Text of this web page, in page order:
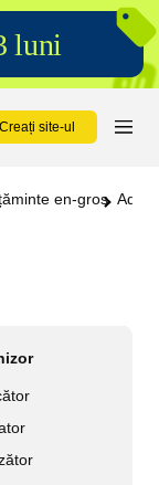
luni
Creați site-ul
en-gros